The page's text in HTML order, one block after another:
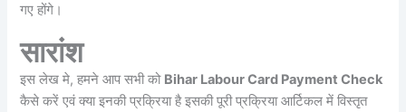
गए होंगे।
सारांश
इस लेख मे, हमने आप सभी को Bihar Labour Card Payment Check
कैसे करें एवं क्या इनकी प्रक्रिया है इसकी पूरी प्रक्रिया आर्टिकल में विस्तृत